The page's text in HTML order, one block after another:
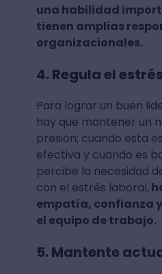
una habilidad
tienen amplias
organizacionales.
4. Regula el
Para lograr un buen
hay que mantener un
presión; cuando esta
efectiva y cuando es
percibe la necesidad
con el estrés laboral,
empatía, confianza
el equipo de trabajo.
5. Mantente